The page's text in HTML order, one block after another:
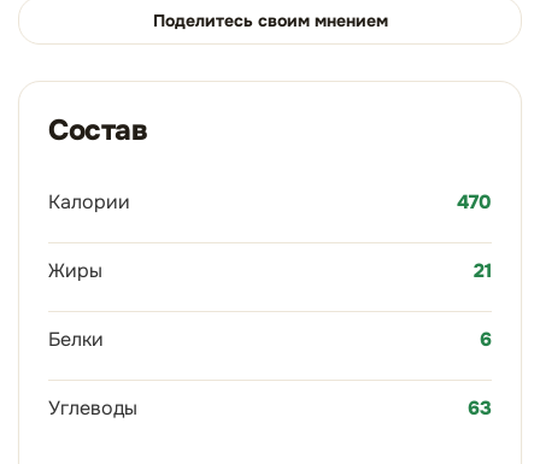
Поделитесь своим мнением
Состав
Калории 470
Жиры 21
Белки 6
Углеводы 63